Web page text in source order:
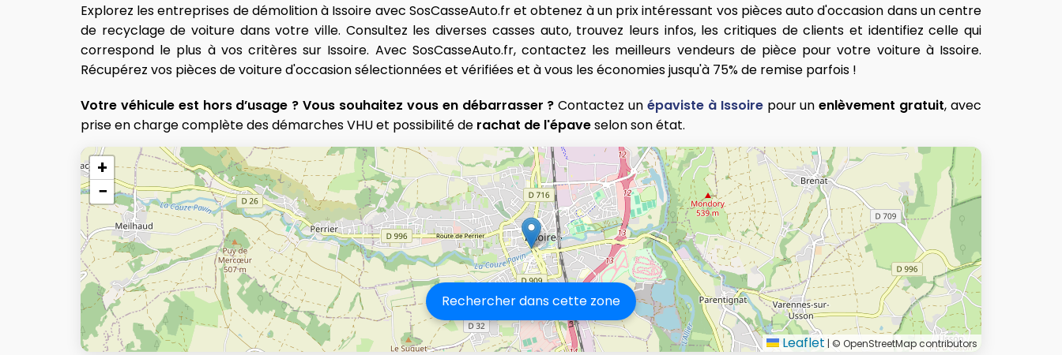
Explorez les entreprises de démolition à Issoire avec SosCasseAuto.fr et obtenez à un prix intéressant vos pièces auto d'occasion dans un centre
de recyclage de voiture dans votre ville. Consultez les diverses casses auto, trouvez leurs infos, les critiques de clients et identifiez celle qui
correspond le plus à vos critères sur Issoire. Avec SosCasseAuto.fr, contactez les meilleurs vendeurs de pièce pour votre voiture à Issoire.
Récupérez vos pièces de voiture d'occasion sélectionnées et vérifiées et à vous les économies jusqu'à 75% de remise parfois !
Votre véhicule est hors d’usage ? Vous souhaitez vous en débarrasser ? Contactez unépaviste à Issoirepour unenlèvement gratuit, avec
prise en charge complète des démarches VHU et possibilité de rachat de l'épaveselon son état.
Rechercher dans cette zone
+
−
Leaflet | © OpenStreetMap contributors